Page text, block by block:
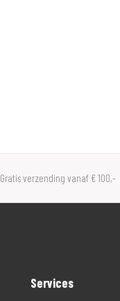
Gratis verzending vanaf € 100,-
Services